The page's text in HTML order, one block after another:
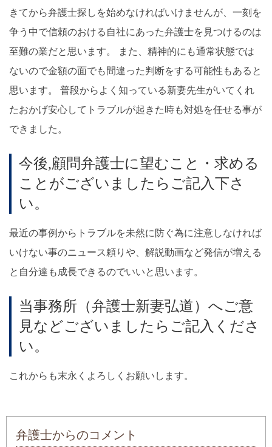
きてから弁護士探しを始めなければいけませんが、一刻を
争う中で信頼のおける自社にあった弁護士を見つけるのは
至難の業だと思います。 また、精神的にも通常状態では
ないので金額の面でも間違った判断をする可能性もあると
思います。 普段からよく知っている新妻先生がいてくれ
たおかげ安心してトラブルが起きた時も対処を任せる事が
できました。
今後,顧問弁護士に望むこと・求める
ことがございましたらご記入下さ
い。
最近の事例からトラブルを未然に防ぐ為に注意しなければ
いけない事のニュース頼りや、解説動画など発信が増える
と自分達も成長できるのでいいと思います。
当事務所（弁護士新妻弘道）へご意
見などございましたらご記入くださ
い。
これからも末永くよろしくお願いします。
弁護士からのコメント